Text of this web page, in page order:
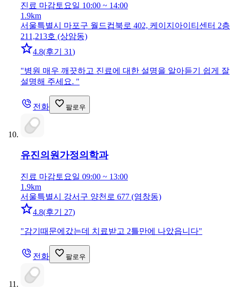
진료 마감토요일 10:00 ~ 14:00
1.9km
서울특별시 마포구 월드컵북로 402, 케이지아이티센터 2층
211,213호 (상암동)
4.8(후기 31)
"병원 매우 깨끗하고 진료에 대한 설명을 알아듣기 쉽게 잘
설명해 주세요. "
전화 팔로우
유진의원가정의학과
진료 마감토요일 09:00 ~ 13:00
1.9km
서울특별시 강서구 양천로 677 (염창동)
4.8(후기 27)
"감기때문에갔는데 치료받고 2틀만에 나았읍니다"
전화 팔로우